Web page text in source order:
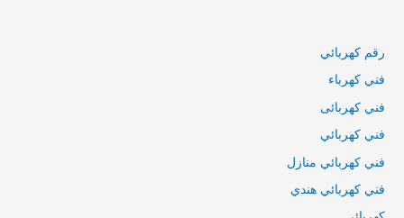
رقم كهربائي
فني كهرباء
فني كهربائى
فني كهربائي
فني كهربائي منازل
فني كهربائي هندي